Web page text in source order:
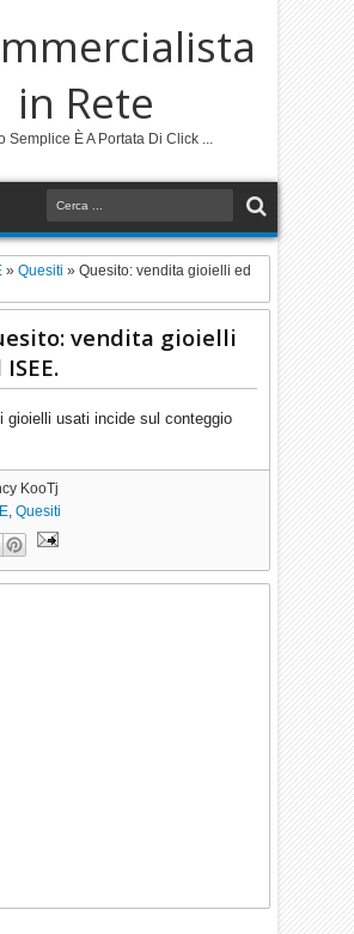
in Rete
Semplice È A Portata Di Click ...
»Quesiti »Quesito: vendita gioielli ed
vendita gioielli
gioielli usati incide sul conteggio
KooTj
,Quesiti